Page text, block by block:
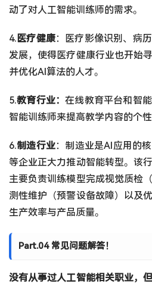
动了对人工智能训练师的需求。
4. 医疗健康：医疗影像识别、病
发展，使得医疗健康行业也开始
并优化AI算法的人才。
5.教育行业：在线教育平台和智
智能训练师来提高教学内容的个性
6.制造行业：制造业是AI应用的
等企业正大力推动智能转型。该
主要负责训练模型完成视觉质检
测性维护（预警设备故障）以及
生产效率与产品质量。
Part.04 常见问题解答！
没有从事过人工智能相关职业，